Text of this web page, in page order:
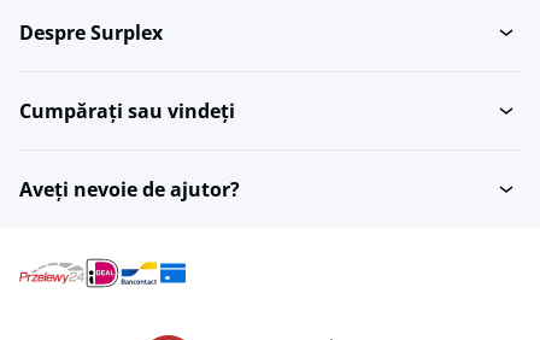
Despre Surplex
Cumpărați sau vindeți
Aveți nevoie de ajutor?